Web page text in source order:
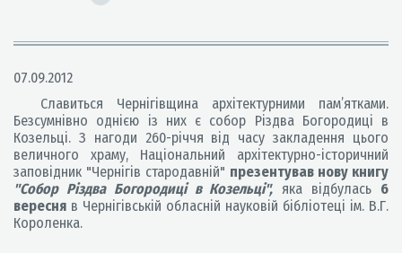
07.09.2012
Славиться Чернігівщина архітектурними пам’ятками.
Безсумнівно однією із них є собор Різдва Богородиці в
Козельці. З нагоди 260-річчя від часу закладення цього
величного храму, Національний архітектурно-історичний
заповідник "Чернігів стародавній" презентував нову книгу
"Собор Різдва Богородиці в Козельці", яка відбулась 6
вересня в Чернігівській обласній науковій бібліотеці ім. В.Г.
Короленка.